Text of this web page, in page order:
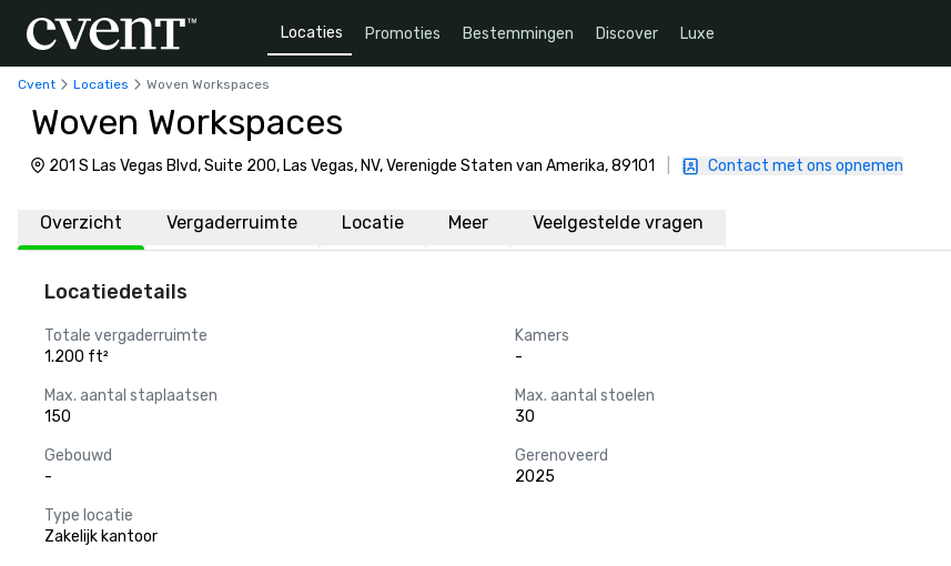
Locaties Promoties Bestemmingen Discover Luxe
Cvent Locaties Woven Workspaces
Woven Workspaces
201 S Las Vegas Blvd, Suite 200, Las Vegas, NV, Verenigde Staten van Amerika, 89101 Contact met ons opnemen
Overzicht Vergaderruimte Locatie Meer Veelgestelde vragen
Locatiedetails
Totale vergaderruimte
1.200 ft²
Kamers
-
Max. aantal staplaatsen
150
Max. aantal stoelen
30
Gebouwd
-
Gerenoveerd
2025
Type locatie
Zakelijk kantoor